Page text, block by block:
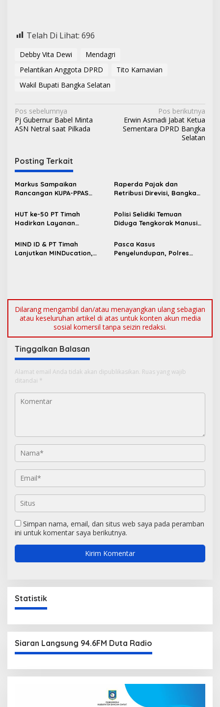
Telah Di Lihat: 696
Debby Vita Dewi
Mendagri
Pelantikan Anggota DPRD
Tito Karnavian
Wakil Bupati Bangka Selatan
N
a
i
g
a
s
i
p
s
Pos sebelumnya
Pj Gubernur Babel Minta
ASN Netral saat Pilkada
Pos berikutnya
Erwin Asmadi Jabat Ketua
Sementara DPRD Bangka
Selatan
Posting Terkait
Markus Sampaikan
Rancangan KUPA-PPAS
DPRD Bangka Barat
Raperda Pajak dan
Retribusi Direvisi, Bangka
Retribusi Baru
HUT ke-50 PT Timah
Hadirkan Layanan
Masyarakat Jakarta
Polisi Selidiki Temuan
Diduga Tengkorak Manusia
MIND ID & PT Timah
Lanjutkan MINDucation,
Pasca Kasus
Penyelundupan, Polres
Dilarang mengambil dan/atau menayangkan ulang sebagian
atau keseluruhan artikel di atas untuk konten akun media
sosial komersil tanpa seizin redaksi.
Tinggalkan Balasan
Alamat email Anda tidak akan dipublikasikan. Ruas yang wajib
ditandai *
Simpan nama, email, dan situs web saya pada peramban
ini untuk komentar saya berikutnya.
Statistik
Siaran Langsung 94.6FM Duta Radio